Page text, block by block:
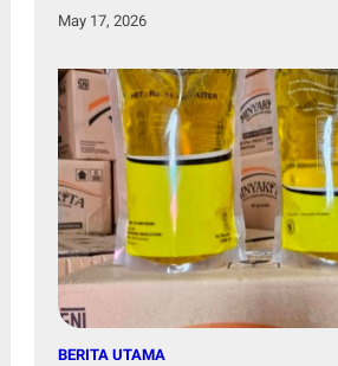
May 17, 2026
BERITA UTAMA